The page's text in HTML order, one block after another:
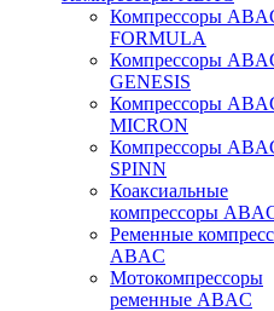
Компрессоры
FORMULA
Компрессоры
GENESIS
Компрессоры
MICRON
Компрессоры
SPINN
Коаксиальные
компрессоры
Ременные
ABAC
Мотокомпрессоры
ременные ABAC